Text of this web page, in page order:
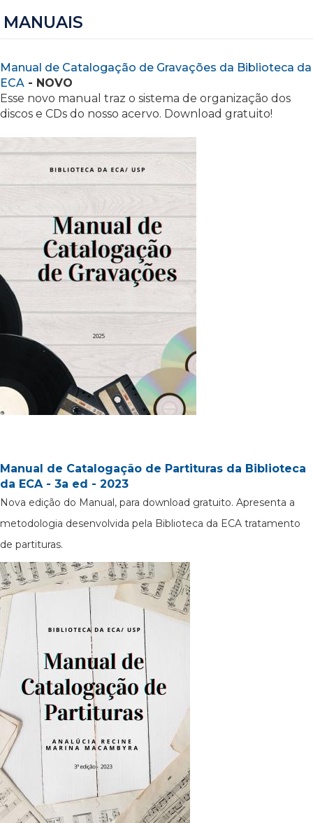
MANUAIS
Manual de Catalogação de Gravações da Biblioteca da
ECA - NOVO
Esse novo manual traz o sistema de organização dos
discos e CDs do nosso acervo. Download gratuito!
Manual de Catalogação de Partituras da Biblioteca
da ECA - 3a ed - 2023
Nova edição do Manual, para download gratuito. Apresenta a
metodologia desenvolvida pela Biblioteca da ECA tratamento
de partituras.